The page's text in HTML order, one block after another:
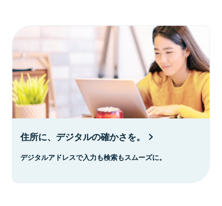
住所に、デジタルの確かさを。
デジタルアドレスで入力も検索もスムーズに。